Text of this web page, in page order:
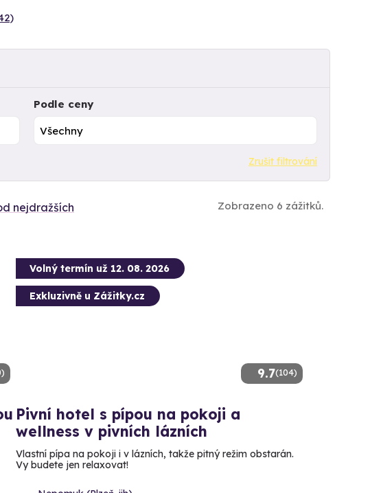
Podle ceny
Zrušit filtrování
nejdražších Zobrazeno 6 zážitků.
9.7(104)
Volný termín už 12. 08. 2026
Exkluzivně u Zážitky.cz
Pivní hotel s pípou na pokoji a
wellness v pivních lázních
Vlastní pípa na pokoji i v lázních, takže pitný režim obstarán.
Vy budete jen relaxovat!